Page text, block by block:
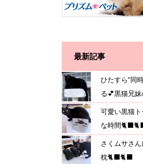
最新記事
ひたすら”同
る💕黒猫兄
可愛い黒猫
な時間
さくムサさ
枕🐈‍⬛🐈‍⬛